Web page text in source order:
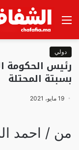
القائمة
دولي
رئيس الحكومة
بسبتة المحتلة
19 مايو، 2021
من / احمد